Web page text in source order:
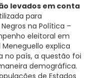
levados em conta
para
na Política –
eleitoral em
Meneguello explica
no país, a questão foi
demográfica.
de Estados